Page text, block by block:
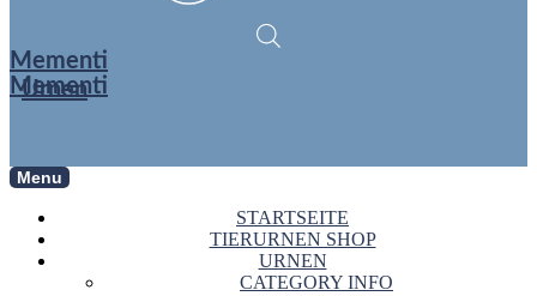
Mementi
Urnen
Mementi
Menu
STARTSEITE
TIERURNEN SHOP
URNEN
CATEGORY INFO